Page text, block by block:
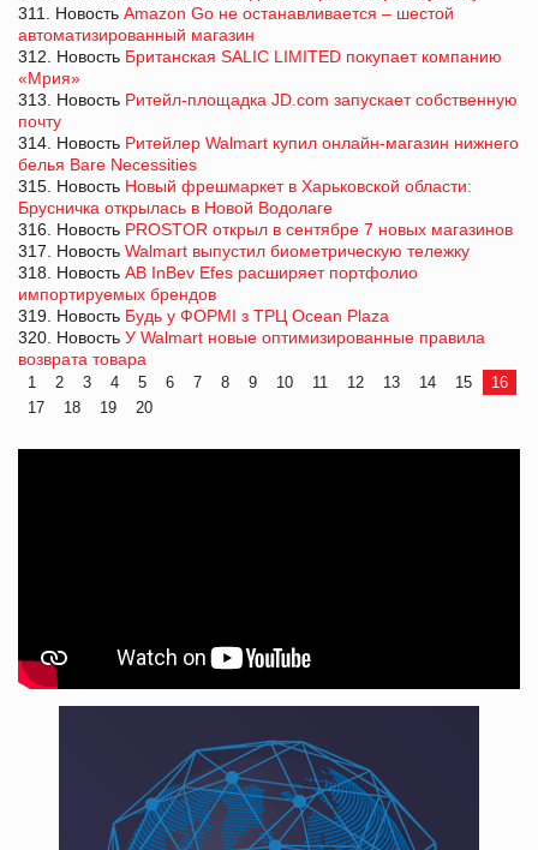
311. Новость Amazon Go не останавливается – шестой
автоматизированный магазин
312. Новость Британская SALIC LIMITED покупает компанию
«Мрия»
313. Новость Ритейл-площадка JD.com запускает собственную
почту
314. Новость Ритейлер Walmart купил онлайн-магазин нижнего
белья Bare Necessities
315. Новость Новый фрешмаркет в Харьковской области:
Брусничка открылась в Новой Водолаге
316. Новость PROSTOR открыл в сентябре 7 новых магазинов
317. Новость Walmart выпустил биометрическую тележку
318. Новость AB InBev Efes расширяет портфолио
импортируемых брендов
319. Новость Будь у ФОРМІ з ТРЦ Ocean Plaza
320. Новость У Walmart новые оптимизированные правила
возврата товара
1 2 3 4 5 6 7 8 9 10 11 12 13 14 15
16
17
18 19 20